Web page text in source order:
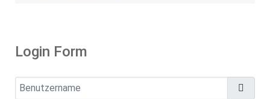
Login Form
Benutzername